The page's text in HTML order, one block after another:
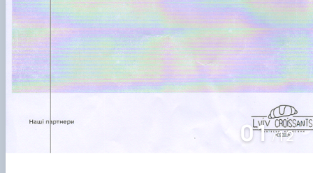
Сергій НЕІЛЕНКО,